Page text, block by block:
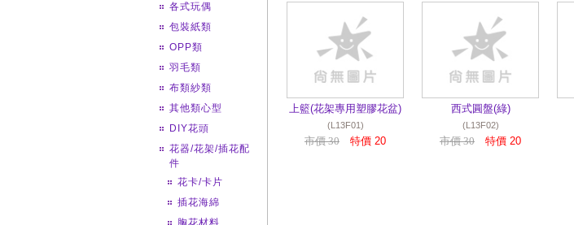
各式玩偶
包裝紙類
OPP類
羽毛類
布類紗類
其他類心型
DIY花頭
花器/花架/插花配
件
花卡/卡片
插花海綿
胸花材料
上籃(花架專用塑膠花盆)
(L13F01)
市價 30 特價 20
西式圓盤(綠)
(L13F02)
市價 30 特價 20